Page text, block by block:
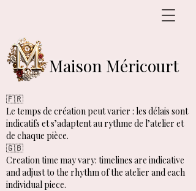
Maison Méricourt
🇫🇷
Le temps de création peut varier : les délais sont
indicatifs et s’adaptent au rythme de l’atelier et
de chaque pièce.
🇬🇧
Creation time may vary: timelines are indicative
and adjust to the rhythm of the atelier and each
individual piece.